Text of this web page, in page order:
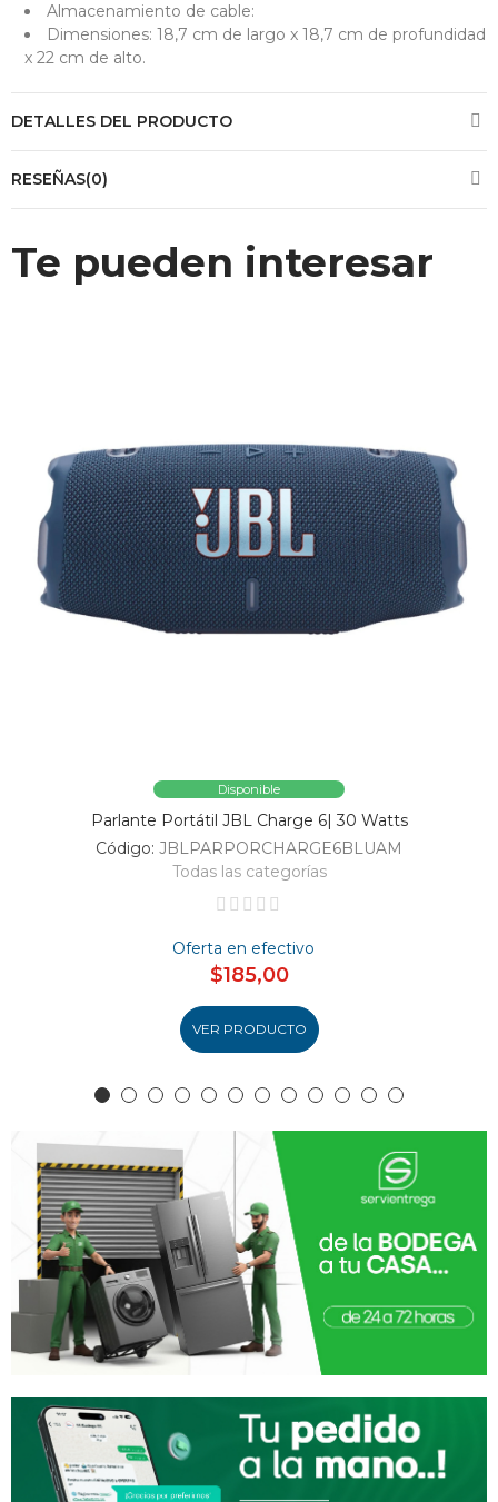
Almacenamiento de cable:
Dimensiones: 18,7 cm de largo x 18,7 cm de profundidad
x 22 cm de alto.
DETALLES DEL PRODUCTO
RESEÑAS(0)
Te pueden interesar
Disponible
Parlante Portátil JBL Charge 6| 30 Watts
Código: JBLPARPORCHARGE6BLUAM
Todas las categorías
Oferta en efectivo
$185,00
VER PRODUCTO